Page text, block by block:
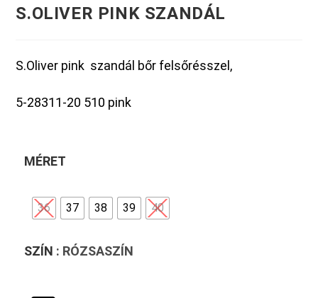
S.OLIVER PINK SZANDÁL
S.Oliver pink szandál bőr felsőrésszel,
5-28311-20 510 pink
MÉRET
36 37 38 39 40
SZÍN : RÓZSASZÍN